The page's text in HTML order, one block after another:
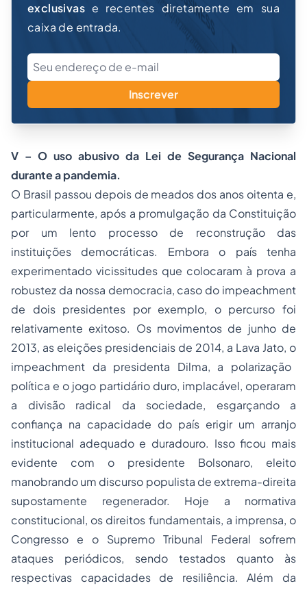
exclusivas e recentes diretamente em sua
caixa de entrada.
Inscrever
V – O uso abusivo da Lei de Segurança Nacional
durante a pandemia.
O Brasil passou depois de meados dos anos oitenta e,
particularmente, após a promulgação da Constituição
por um lento processo de reconstrução das
instituições democráticas. Embora o país tenha
experimentado vicissitudes que colocaram à prova a
robustez da nossa democracia, caso do impeachment
de dois presidentes por exemplo, o percurso foi
relativamente exitoso. Os movimentos de junho de
2013, as eleições presidenciais de 2014, a Lava Jato, o
impeachment da presidenta Dilma, a polarização
política e o jogo partidário duro, implacável, operaram
a divisão radical da sociedade, esgarçando a
confiança na capacidade do país erigir um arranjo
institucional adequado e duradouro. Isso ficou mais
evidente com o presidente Bolsonaro, eleito
manobrando um discurso populista de extrema-direita
supostamente regenerador. Hoje a normativa
constitucional, os direitos fundamentais, a imprensa, o
Congresso e o Supremo Tribunal Federal sofrem
ataques periódicos, sendo testados quanto às
respectivas capacidades de resiliência. Além da